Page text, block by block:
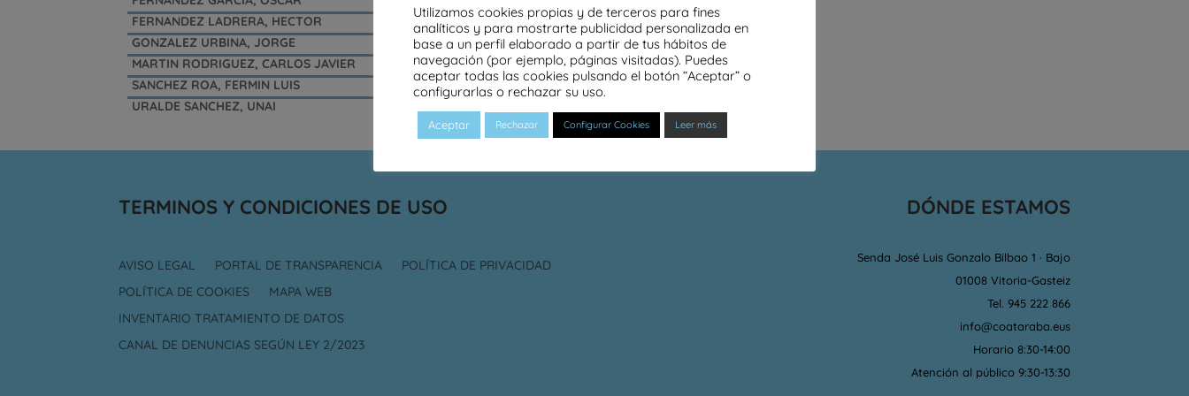
FERNANDEZ LADRERA, HECTOR
hectorgasteiz@hotmail.es
605721556
GONZALEZ URBINA, JORGE
burgueta@live.com
699965690
MARTIN RODRIGUEZ, CARLOS JAVIER
aim@aimtallerdearquitectura.com
685702874
SANCHEZ ROA, FERMIN LUIS
ferminluissanchezroa@gmail.com
600560668
URALDE SANCHEZ, UNAI
TERMINOS Y CONDICIONES DE USO
AVISO LEGAL PORTAL DE TRANSPARENCIA
POLÍTICA DE PRIVACIDAD
POLÍTICA DE COOKIES
MAPA WEB
INVENTARIO TRATAMIENTO DE DATOS
CANAL DE DENUNCIAS SEGÚN LEY 2/2023
DÓNDE ESTAMOS
Senda José Luis Gonzalo Bilbao 1 · Bajo
01008 Vitoria-Gasteiz
Tel. 945 222 866
info@coataraba.eus
Horario 8:30-14:00
Atención al público 9:30-13:30
Utilizamos cookies propias y de terceros para fines
analíticos y para mostrarte publicidad personalizada en
base a un perfil elaborado a partir de tus hábitos de
navegación (por ejemplo, páginas visitadas). Puedes
aceptar todas las cookies pulsando el botón “Aceptar” o
configurarlas o rechazar su uso.
Aceptar Rechazar Configurar Cookies Leer más